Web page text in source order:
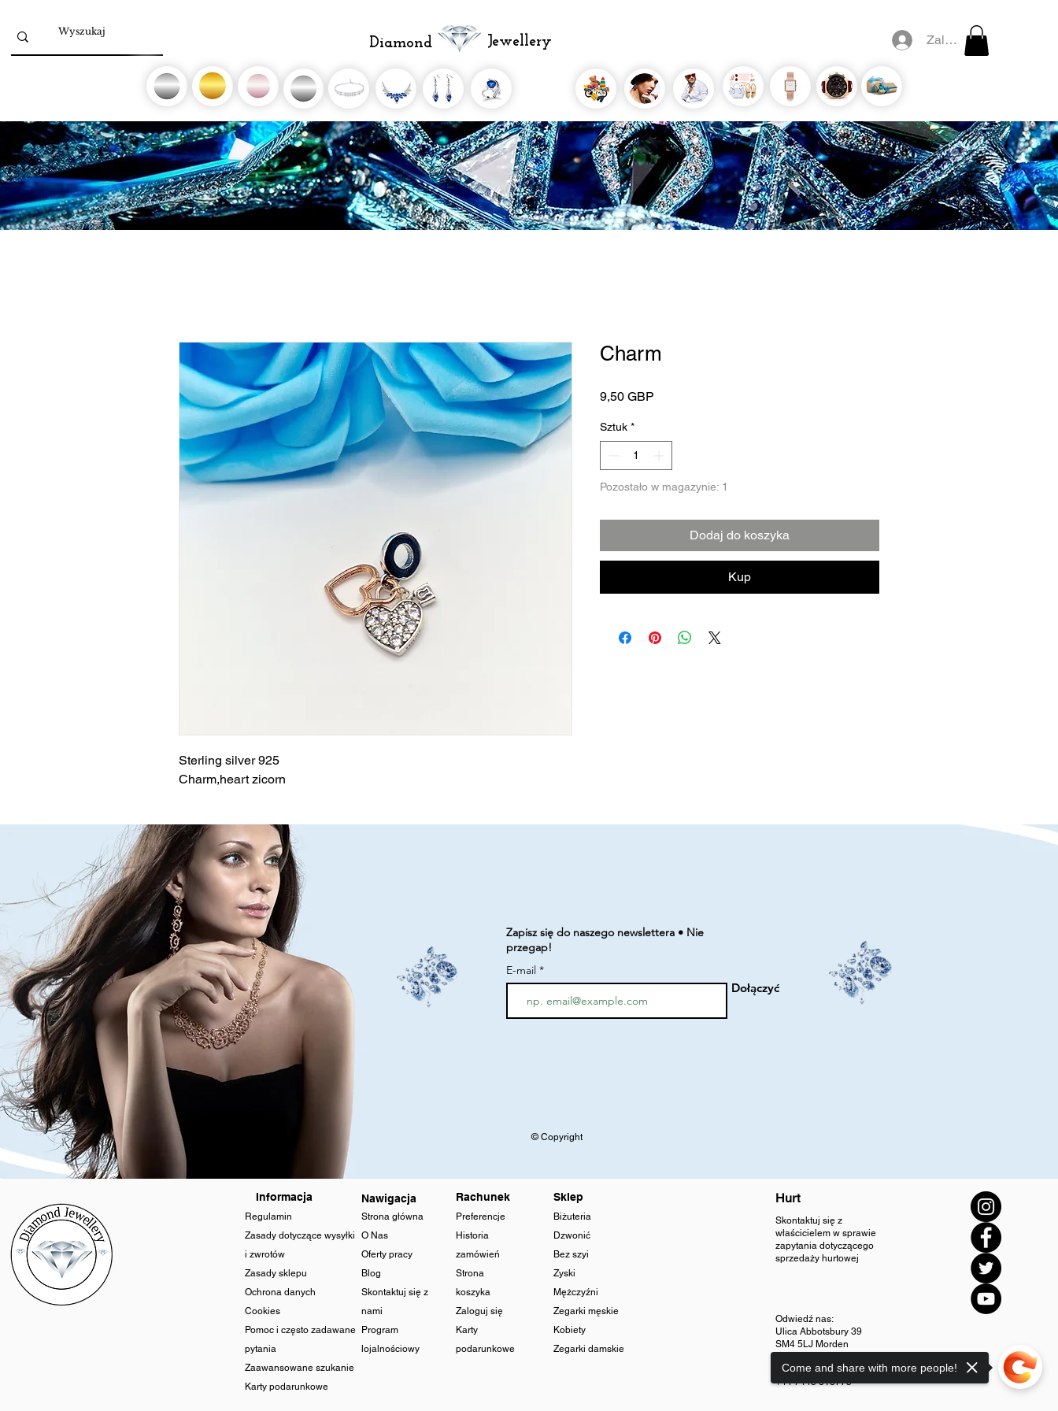
Diamond Jewellery Zaloguj się
Sterling silver 925
Charm,heart zicorn
Charm
9,50 GBP
Sztuk *
Pozostało w magazynie: 1
Dodaj do koszyka
Kup
Zapisz się do naszego newslettera • Nie
przegap!
E-mail
Dołączyć
© Copyright
Informacja
Regulamin
Zasady dotyczące wysyłki
i zwrotów
Zasady sklepu
Ochrona danych
Cookies
Pomoc i często zadawane
pytania
Zaawansowane szukanie
Karty podarunkowe
Nawigacja
Strona główna
O Nas
Oferty pracy
Blog
Skontaktuj się z
nami
Program
lojalnościowy
Rachunek
Preferencje
Historia
zamówień
Strona
koszyka
Zaloguj się
Karty
podarunkowe
Sklep
Biżuteria
Dzwonić
Bez szyi
Zyski
Mężczyźni
Zegarki męskie
Kobiety
Zegarki damskie
Hurt
Skontaktuj się z
właścicielem w sprawie
zapytania dotyczącego
sprzedaży hurtowej
Odwiedź nas:
Ulica Abbotsbury 39
SM4 5LJ Morden
info@diamondjewellery.store
+44 7448 318775
Come and share with more people!